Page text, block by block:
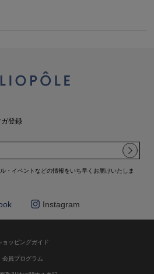
ガ登録
・イベントなどの情報をいち早くお届けいたしま
Instagram
ョッピングガイド
会員プログラム